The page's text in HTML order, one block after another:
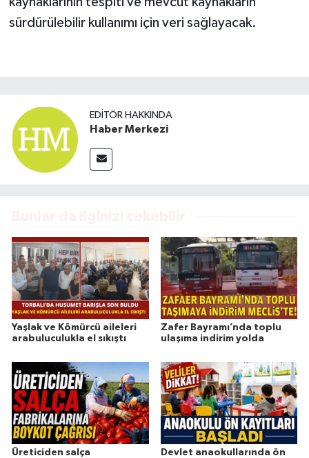
sürdürülebilir kullanımı için veri sağlayacak.
EDITÖR HAKKINDA
Haber Merkezi
Yaşlak ve Kömürcü aileleri
arabuluculukla el sıkıştı
Zafer Bayramı’nda toplu
ulaşıma indirim yolda
Üreticiden salça
Devlet anaokullarında ön